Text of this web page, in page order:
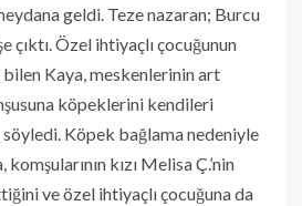
geldi. Teze nazaran; Burcu
çıktı. Özel ihtiyaçlı çocuğunun
Kaya, meskenlerinin art
köpeklerini kendileri
söyledi. Köpek bağlama nedeniyle
kızı Melisa Ç.’nin
ve özel ihtiyaçlı çocuğuna da